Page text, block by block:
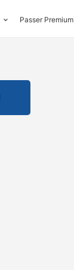
Passer Premium